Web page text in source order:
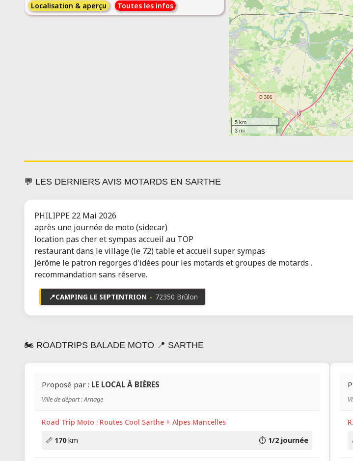
Localisation & aperçu Toutes les infos
5 km
3 mi
💬 LES DERNIERS AVIS MOTARDS EN SARTHE
PHILIPPE 22 Mai 2026
après une journée de moto (sidecar)
location pas cher et sympas accueil au TOP
restaurant dans le village (le 72) table et accueil super sympas
Jérôme le patron regorges d'idées pour les motards et groupes de motards .
recommandation sans réserve.
📍CAMPING LE SEPTENTRION - 72350 Brûlon
🏍️ ROADTRIPS BALADE MOTO 📍 SARTHE
Proposé par : LE LOCAL À BIÈRES
Ville de départ : Arnage
Road Trip Moto : Routes Cool Sarthe + Alpes Mancelles
📏 170km ⏱️ 1/2 journée